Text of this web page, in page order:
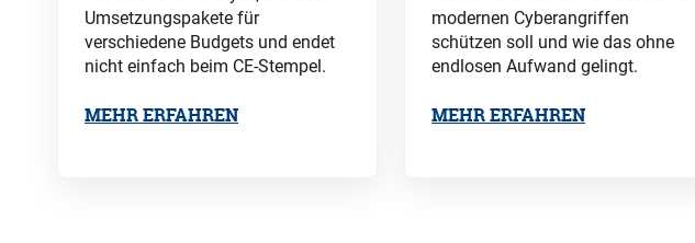
Umsetzungspakete für
verschiedene Budgets und endet
nicht einfach beim CE-Stempel.
MEHR ERFAHREN
modernen Cyberangriffen
schützen soll und wie das ohne
endlosen Aufwand gelingt.
MEHR ERFAHREN